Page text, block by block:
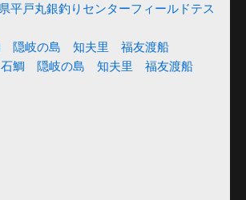
平戸丸銀釣りセンターフィールドテス
隠岐の島 知夫里 福友渡船
石鯛 隠岐の島 知夫里 福友渡船